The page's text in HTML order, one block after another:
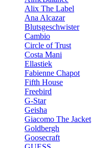
Alix The Label
Ana Alcazar
Blutsgeschwister
Cambio
Circle of Trust
Costa Mani
Ellastiek
Fabienne Chapot
Fifth House
Freebird
G-Star
Geisha
Giacomo The Jacket
Goldbergh
Goosecraft